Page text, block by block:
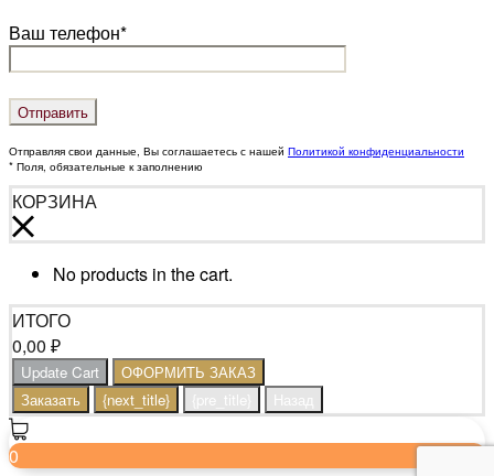
Ваш телефон*
Отправляя свои данные, Вы соглашаетесь с нашей Политикой конфиденциальности
* Поля, обязательные к заполнению
КОРЗИНА
No products in the cart.
ИТОГО
0,00 ₽
Update Cart
ОФОРМИТЬ ЗАКАЗ
Заказать
{next_title} {pre_title} Назад
0